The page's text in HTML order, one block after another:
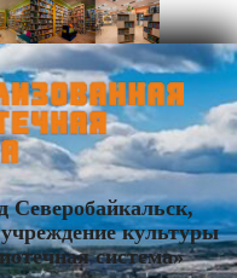
Северобайкальск,
культуры
система»